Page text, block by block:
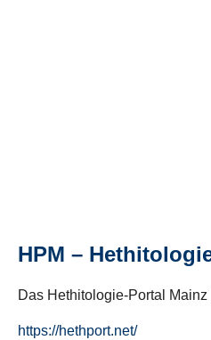
HPM –
Das Hethitologie-Portal
https://hethport.net/